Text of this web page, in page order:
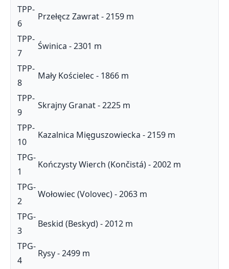
TPP-
6
Przełęcz Zawrat - 2159 m
TPP-
7
Świnica - 2301 m
TPP-
8
Mały Kościelec - 1866 m
TPP-
9
Skrajny Granat - 2225 m
TPP-
10
Kazalnica Mięguszowiecka - 2159 m
TPG-
1
Kończysty Wierch (Končistá) - 2002 m
TPG-
2
Wołowiec (Volovec) - 2063 m
TPG-
3
Beskid (Beskyd) - 2012 m
TPG-
4
Rysy - 2499 m